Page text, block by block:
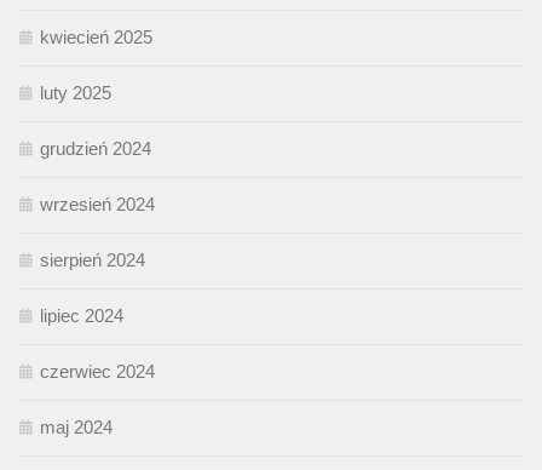
kwiecień 2025
luty 2025
grudzień 2024
wrzesień 2024
sierpień 2024
lipiec 2024
czerwiec 2024
maj 2024